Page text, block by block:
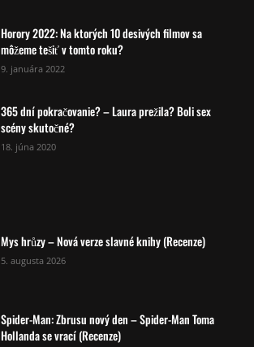
Horory 2022: Na ktorých 10 desivých filmov sa
môžeme tešiť v tomto roku?
9. januára 2022
365 dní pokračovanie? – Laura prežila? Boli sex
scény skutočné?
18. júna 2020
Mys hrůzy – Nová verze slavné knihy (Recenze)
5. augusta 2026
Spider-Man: Zbrusu nový den – Spider-Man Toma
Hollanda se vrací (Recenze)